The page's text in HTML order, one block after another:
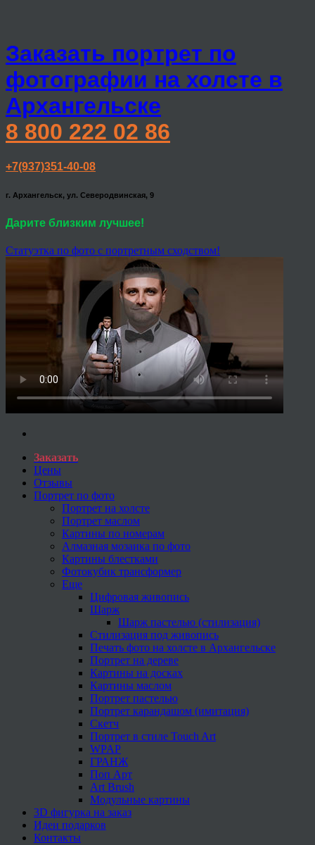
Заказать портрет по
фотографии на холсте в
Архангельске
8 800 222 02 86
+7(937)351-40-08
г. Архангельск, ул. Северодвинская, 9
Дарите близким лучшее!
Статуэтка по фото с портретным сходством!
Заказать
Цены
Отзывы
Портрет по фото
Портрет на холсте
Портрет маслом
Картины по номерам
Алмазная мозаика по фото
Картины блестками
Фотокубик трансформер
Еще
Цифровая живопись
Шарж
Шарж пастелью (стилизация)
Стилизация под живопись
Печать фото на холсте в Архангельске
Портрет на дереве
Картины на досках
Картины маслом
Портрет пастелью
Портрет карандашом (имитация)
Скетч
Портрет в стиле Touch Art
WPAP
ГРАНЖ
Поп Арт
Art Brush
Модульные картины
3D фигурка на заказ
Идеи подарков
Контакты